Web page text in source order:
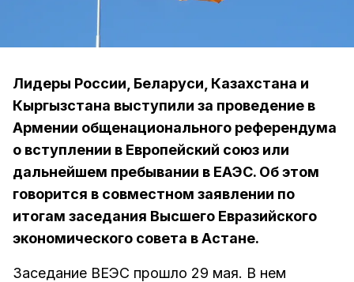
Лидеры России, Беларуси, Казахстана и
Кыргызстана выступили за проведение в
Армении общенационального референдума
о вступлении в Европейский союз или
дальнейшем пребывании в ЕАЭС. Об этом
говорится в совместном заявлении по
итогам заседания Высшего Евразийского
экономического совета в Астане.
Заседание ВЕЭС прошло 29 мая. В нем